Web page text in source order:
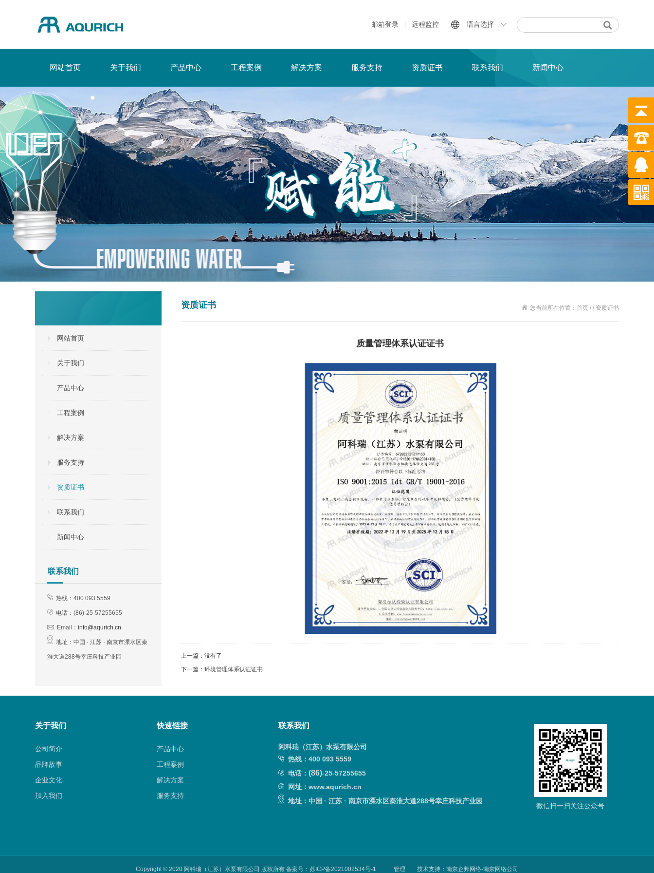
语言选择
邮箱登录 远程监控
网站首页 关于我们 产品中心 工程案例 解决方案 服务支持 资质证书 联系我们 新闻中心
网站首页
关于我们
产品中心
工程案例
解决方案
服务支持
资质证书
联系我们
新闻中心
联系我们
热线：400 093 5559
电话：(86)-25-57255655
Email： info@aqurich.cn
地址： 中国 · 江苏 · 南京市溧水区秦
淮大道288号幸庄科技产业园
资质证书 您当前所在位置：首页 / / 资质证书
质量管理体系认证证书
上一篇：没有了
下一篇： 环境管理体系认证证书
关于我们
公司简介
品牌故事
企业文化
加入我们
快速链接
产品中心
工程案例
解决方案
服务支持
联系我们
阿科瑞（江苏）水泵有限公司
热线： 400 093 5559
电话： (86)-25-57255655
网址：www.aqurich.cn
地址： 中国 · 江苏 · 南京市溧水区秦淮大道288号幸庄科技产业园
微信扫一扫关注公众号
Copyright © 2020 阿科瑞（江苏）水泵有限公司 版权所有 备案号： 苏ICP备2021002534号-1 管理 技术支持： 南京企邦网络-南京网络公司